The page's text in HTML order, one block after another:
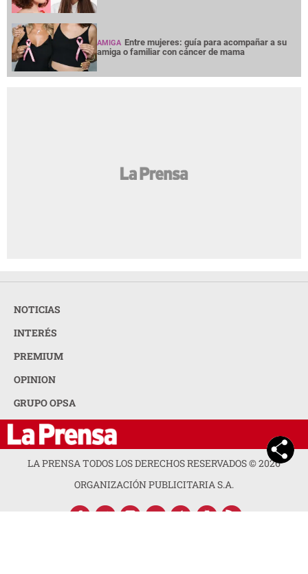
AMIGA Entre mujeres: guía para acompañar a su
amiga o familiar con cáncer de mama
NOTICIAS
INTERÉS
PREMIUM
OPINION
GRUPO OPSA
LA PRENSA TODOS LOS DERECHOS RESERVADOS ©2026
ORGANIZACIÓN PUBLICITARIA S.A.